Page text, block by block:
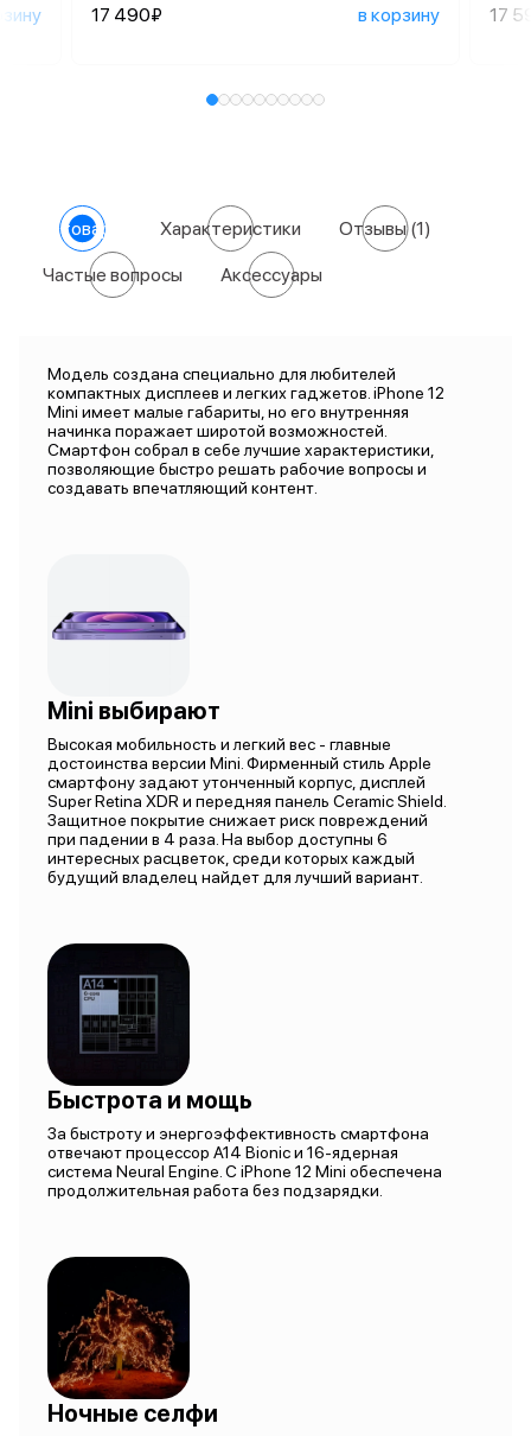
17 490₽ в корзину 17
О товаре Характеристики Отзывы(1)
Частые вопросы Аксессуары
Модель создана специально для любителей
компактных дисплеев и легких гаджетов. iPhone 12
Mini имеет малые габариты, но его внутренняя
начинка поражает широтой возможностей.
Смартфон собрал в себе лучшие характеристики,
позволяющие быстро решать рабочие вопросы и
создавать впечатляющий контент.
Mini выбирают
Высокая мобильность и легкий вес - главные
достоинства версии Mini. Фирменный стиль Apple
смартфону задают утонченный корпус, дисплей
Super Retina XDR и передняя панель Ceramic Shield.
Защитное покрытие снижает риск повреждений
при падении в 4 раза. На выбор доступны 6
интересных расцветок, среди которых каждый
будущий владелец найдет для лучший вариант.
Быстрота и мощь
За быстроту и энергоэффективность смартфона
отвечают процессор A14 Bionic и 16-ядерная
система Neural Engine. С iPhone 12 Mini обеспечена
продолжительная работа без подзарядки.
Ночные селфи